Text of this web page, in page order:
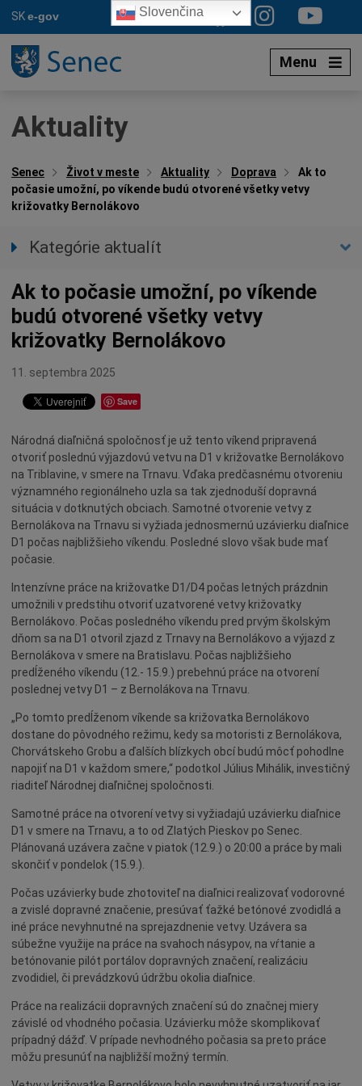
SKe-gov
Menu
Aktuality
Senec Život v meste Aktuality Doprava
Ak to
počasie umožní, po víkende budú otvorené všetky vetvy
križovatky Bernolákovo
Kategórie aktualít
Spravodajstvo
Parkovacia politika
Kultúra
Ocenenia
Dotácie
Doprava
Oznamy
Mestský úrad
Projekty
Primátor
Napísali o nás
Osobnosti
História
Ocenenia
Šport
Naše školy
Seniori
Národnostné menšiny
Podujatie
Rekonštrukcia
História
Turizmus
Slnečné jazerá
Zdravotníctvo
Dobrovoľníctvo
Rady a tipy
Benefícia
Ak to počasie umožní, po víkende
budú otvorené všetky vetvy
križovatky Bernolákovo
11. septembra 2025
Save
Národná diaľničná spoločnosť je už tento víkend pripravená
otvoriť poslednú výjazdovú vetvu na D1 v križovatke Bernolákovo
na Triblavine, v smere na Trnavu. Vďaka predčasnému otvoreniu
významného regionálneho uzla sa tak zjednoduší dopravná
situácia v dotknutých obciach. Samotné otvorenie vetvy z
Bernolákova na Trnavu si vyžiada jednosmernú uzávierku diaľnice
D1 počas najbližšieho víkendu. Posledné slovo však bude mať
počasie.
Intenzívne práce na križovatke D1/D4 počas letných prázdnin
umožnili v predstihu otvoriť uzatvorené vetvy križovatky
Bernolákovo. Počas posledného víkendu pred prvým školským
dňom sa na D1 otvoril zjazd z Trnavy na Bernolákovo a výjazd z
Bernolákova v smere na Bratislavu. Počas najbližšieho
predĺženého víkendu (12.- 15.9.) prebehnú práce na otvorení
poslednej vetvy D1 – z Bernolákova na Trnavu.
„Po tomto predĺženom víkende sa križovatka Bernolákovo
dostane do pôvodného režimu, kedy sa motoristi z Bernolákova,
Chorvátskeho Grobu a ďalších blízkych obcí budú môcť pohodlne
napojiť na D1 v každom smere,“ podotkol Július Mihálik, investičný
riaditeľ Národnej diaľničnej spoločnosti.
Samotné práce na otvorení vetvy si vyžiadajú uzávierku diaľnice
D1 v smere na Trnavu, a to od Zlatých Pieskov po Senec.
Plánovaná uzávera začne v piatok (12.9.) o 20:00 a práce by mali
skončiť v pondelok (15.9.).
Počas uzávierky bude zhotoviteľ na diaľnici realizovať vodorovné
a zvislé dopravné značenie, presúvať ťažké betónové zvodidlá a
iné práce nevyhnutné na sprejazdnenie vetvy. Uzávera sa
súbežne využije na práce na svahoch násypov, na vŕtanie a
betónovanie pilót portálov dopravných značení, realizáciu
zvodidiel, či prevádzkovú údržbu okolia diaľnice.
Práce na realizácii dopravných značení sú do značnej miery
závislé od vhodného počasia. Uzávierku môže skomplikovať
prípadný dážď. V prípade nevhodného počasia sa preto práce
môžu presunúť na najbližší možný termín.
Slovenčina